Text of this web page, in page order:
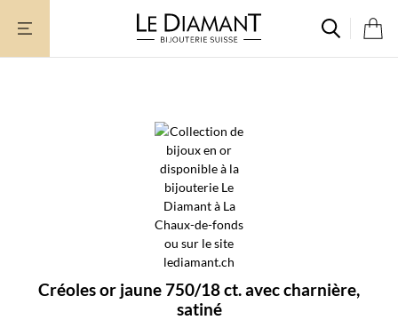
Créoles or jaune 750/18 ct. avec charnière,
satiné